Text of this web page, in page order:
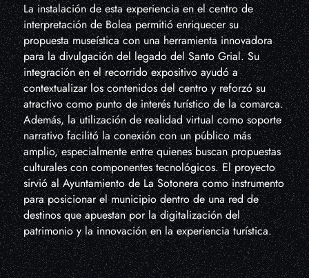
La instalación de esta experiencia en el centro de
interpretación de Bolea permitió enriquecer su
propuesta museística con una herramienta innovadora
para la divulgación del legado del Santo Grial. Su
integración en el recorrido expositivo ayudó a
contextualizar los contenidos del centro y reforzó su
atractivo como punto de interés turístico de la comarca.
Además, la utilización de realidad virtual como soporte
narrativo facilitó la conexión con un público más
amplio, especialmente entre quienes buscan propuestas
culturales con componentes tecnológicos. El proyecto
sirvió al Ayuntamiento de La Sotonera como instrumento
para posicionar el municipio dentro de una red de
destinos que apuestan por la digitalización del
patrimonio y la innovación en la experiencia turística.